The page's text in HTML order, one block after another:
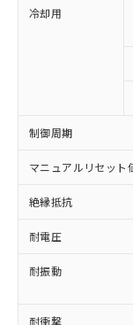
冷却用
制御周期
マニュアルリセット
絶縁抵抗
耐電圧
耐振動
耐衝撃
ご利
以下の条
本
商
非含有に
す。
対応予定
有に対応
対応予定
非含有に
調査・確
非含有の